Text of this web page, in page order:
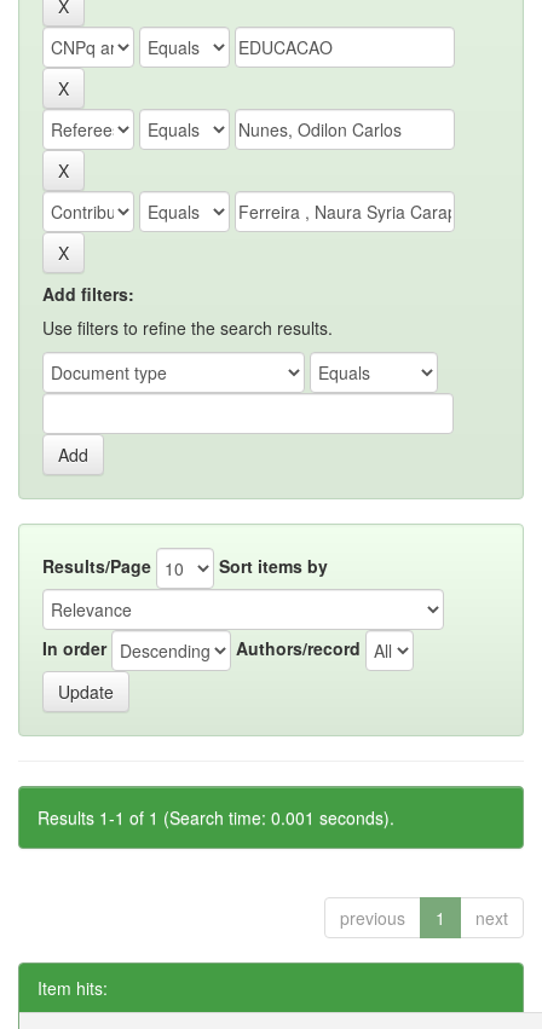
Add filters:
Use filters to refine the search results.
Results/Page Sort items by
In order Authors/record
Results 1-1 of 1 (Search time: 0.001 seconds).
previous 1 next
Item hits: